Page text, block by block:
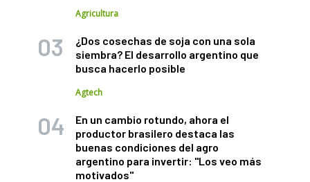
Agricultura
¿Dos cosechas de soja con una sola
siembra? El desarrollo argentino que
busca hacerlo posible
Agtech
En un cambio rotundo, ahora el
productor brasilero destaca las
buenas condiciones del agro
argentino para invertir: "Los veo más
motivados"